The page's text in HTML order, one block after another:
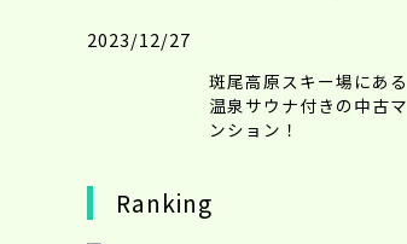
2023/12/27
斑尾高原スキー場にある
温泉サウナ付きの中古マ
ンション！
Ranking